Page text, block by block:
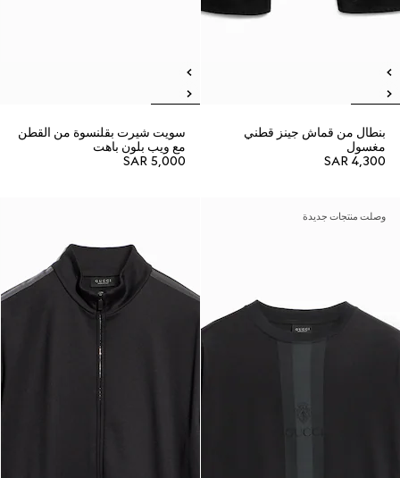
بنطال من قماش جينز قطني
مغسول
SAR 4,300
سويت شيرت بقلنسوة من القطن
مع ويب بلون باهت
SAR 5,000
وصلت منتجات جديدة